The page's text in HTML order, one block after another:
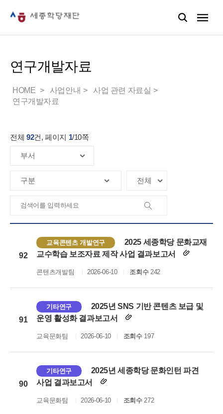
연구개발자료
HOME 사업안내
사업 관련 자료실
연구개발자료
전체 92건, 페이지 1/10쪽
92
교육콘텐츠 개발연구
2025 세종학당 문화교재
교수학습 보조자료 제작 사업 결과보고서
콘텐츠개발팀 2026-06-10 조회수242
91
기타연구
2025년 SNS 기반 콘텐츠 보급 및
운영 활성화 결과보고서
교육문화팀 2026-06-10 조회수197
90
기타연구
2025년 세종학당 문화인턴 파견
사업 결과보고서
교육문화팀 2026-06-10 조회수272